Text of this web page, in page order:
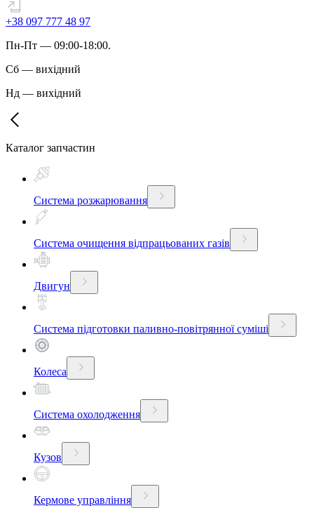
+38 097 777 48 97
Пн-Пт — 09:00-18:00.
Сб — вихідний
Нд — вихідний
Каталог запчастин
Система розжарювання
Система очищення відпрацьованих газів
Двигун
Система підготовки паливно-повітрянної суміші
Колеса
Система охолодження
Кузов
Кермове управління